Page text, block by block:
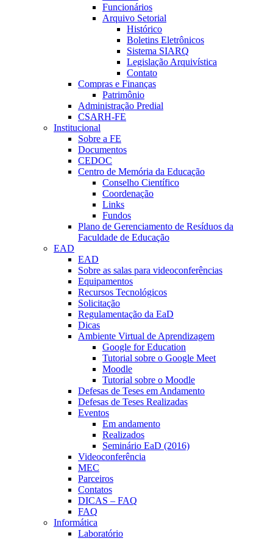
Funcionários
Arquivo Setorial
Histórico
Boletins Eletrônicos
Sistema SIARQ
Legislação Arquivística
Contato
Compras e Finanças
Patrimônio
Administração Predial
CSARH-FE
Institucional
Sobre a FE
Documentos
CEDOC
Centro de Memória da Educação
Conselho Científico
Coordenação
Links
Fundos
Plano de Gerenciamento de Resíduos da
Faculdade de Educação
EAD
EAD
Sobre as salas para videoconferências
Equipamentos
Recursos Tecnológicos
Solicitação
Regulamentação da EaD
Dicas
Ambiente Virtual de Aprendizagem
Google for Education
Tutorial sobre o Google Meet
Moodle
Tutorial sobre o Moodle
Defesas de Teses em Andamento
Defesas de Teses Realizadas
Eventos
Em andamento
Realizados
Seminário EaD (2016)
Videoconferência
MEC
Parceiros
Contatos
DICAS – FAQ
FAQ
Informática
Laboratório